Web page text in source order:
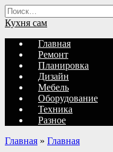
Перейти
к
содержанию
Search
for:
Кухня сам
Главная
Ремонт
Планировка
Дизайн
Мебель
Оборудование
Техника
Разное
Главная » Главная